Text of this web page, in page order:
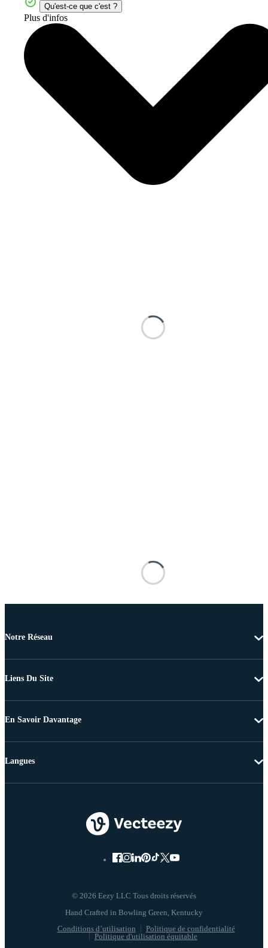
Qu'est-ce que c'est ?
Plus d'infos
Notre Réseau
Liens Du Site
En Savoir Davantage
© 2026 Eezy LLC Tous droits réservés
Conditions d’utilisation
Politique de confidentialité
Politique d'utilisation équitable
Langues